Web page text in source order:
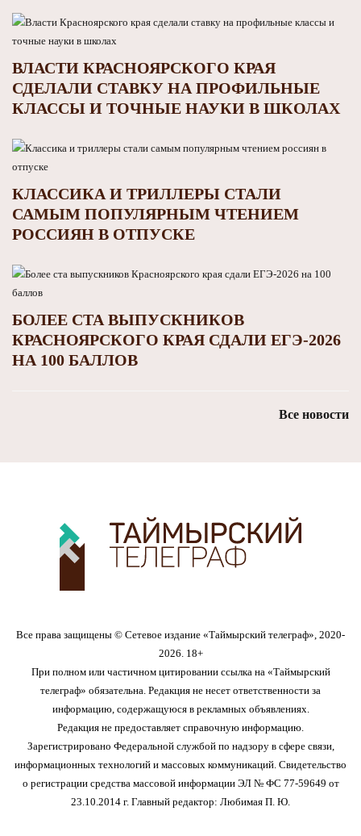
ВЛАСТИ КРАСНОЯРСКОГО КРАЯ
СДЕЛАЛИ СТАВКУ НА ПРОФИЛЬНЫЕ
КЛАССЫ И ТОЧНЫЕ НАУКИ В ШКОЛАХ
КЛАССИКА И ТРИЛЛЕРЫ СТАЛИ
САМЫМ ПОПУЛЯРНЫМ ЧТЕНИЕМ
РОССИЯН В ОТПУСКЕ
БОЛЕЕ СТА ВЫПУСКНИКОВ
КРАСНОЯРСКОГО КРАЯ СДАЛИ ЕГЭ-2026
НА 100 БАЛЛОВ
Все новости
Все права защищены © Сетевое издание «Таймырский телеграф», 2020-
2026. 18+
При полном или частичном цитировании ссылка на «Таймырский
телеграф» обязательна. Редакция не несет ответственности за
информацию, содержащуюся в рекламных объявлениях.
Редакция не предоставляет справочную информацию.
Зарегистрировано Федеральной службой по надзору в сфере связи,
информационных технологий и массовых коммуникаций. Свидетельство
о регистрации средства массовой информации ЭЛ № ФС 77-59649 от
23.10.2014 г. Главный редактор: Любимая П. Ю.